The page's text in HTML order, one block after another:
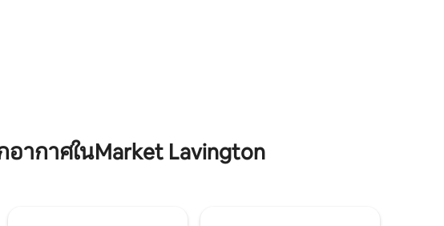
กาศในMarket Lavington